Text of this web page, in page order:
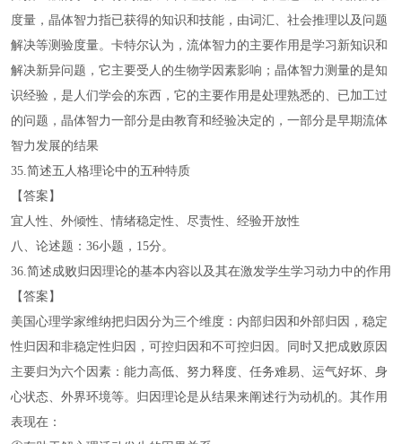
度量，晶体智力指已获得的知识和技能，由词汇、社会推理以及问题
解决等测验度量。卡特尔认为，流体智力的主要作用是学习新知识和
解决新异问题，它主要受人的生物学因素影响；晶体智力测量的是知
识经验，是人们学会的东西，它的主要作用是处理熟悉的、已加工过
的问题，晶体智力一部分是由教育和经验决定的，一部分是早期流体
智力发展的结果
35.简述五人格理论中的五种特质
【答案】
宜人性、外倾性、情绪稳定性、尽责性、经验开放性
八、论述题：36小题，15分。
36.简述成败归因理论的基本内容以及其在激发学生学习动力中的作用
【答案】
美国心理学家维纳把归因分为三个维度：内部归因和外部归因，稳定
性归因和非稳定性归因，可控归因和不可控归因。同时又把成败原因
主要归为六个因素：能力高低、努力释度、任务难易、运气好坏、身
心状态、外界环境等。归因理论是从结果来阐述行为动机的。其作用
表现在：